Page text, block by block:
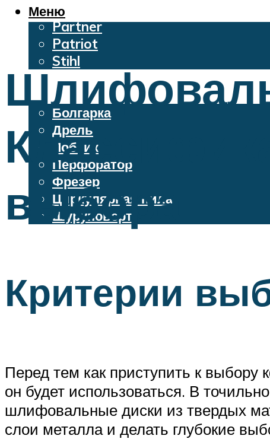
Oleo-Mac
Partner
Patriot
Stihl
Бензопилы
Электроинструменты
Болгарка
Дрель
Лобзик
Перфоратор
Фрезер
Циркулярная пила
Шуруповерт
Меню
выбора
Критерии
Перед тем как приступить к выбору
он будет использоваться. В
шлифовальные диски из твердых
слои металла и делать глубокие